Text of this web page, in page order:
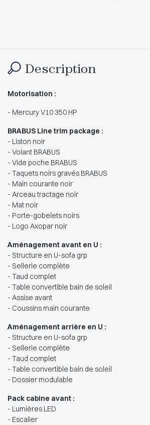
Description
Motorisation :
- Mercury V10 350 HP
BRABUS Line trim package :
- Liston noir
- Volant BRABUS
- Vide poche BRABUS
- Taquets noirs gravés BRABUS
- Main courante noir
- Arceau tractage noir
- Mat noir
- Porte-gobelets noirs
- Logo Axopar noir
Aménagement avant en U :
- Structure en U-sofa grp
- Sellerie complète
- Taud complet
- Table convertible bain de soleil
- Assise avant
- Coussins main courante
Aménagement arrière en U :
- Structure en U-sofa grp
- Sellerie complète
- Taud complet
- Table convertible bain de soleil
- Dossier modulable
Pack cabine avant :
- Lumières LED
- Escalier